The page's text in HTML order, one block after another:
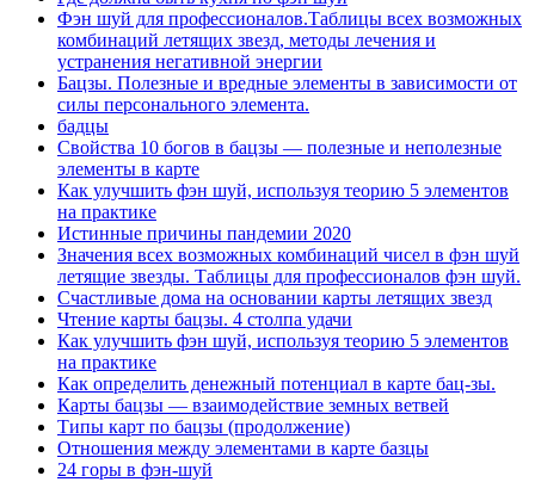
Фэн шуй для профессионалов.Таблицы всех возможных
комбинаций летящих звезд, методы лечения и
устранения негативной энергии
Бацзы. Полезные и вредные элементы в зависимости от
силы персонального элемента.
бадцы
Свойства 10 богов в бацзы — полезные и неполезные
элементы в карте
Как улучшить фэн шуй, используя теорию 5 элементов
на практике
Истинные причины пандемии 2020
Значения всех возможных комбинаций чисел в фэн шуй
летящие звезды. Таблицы для профессионалов фэн шуй.
Счастливые дома на основании карты летящих звезд
Чтение карты бацзы. 4 столпа удачи
Как улучшить фэн шуй, используя теорию 5 элементов
на практике
Как определить денежный потенциал в карте бац-зы.
Карты бацзы — взаимодействие земных ветвей
Типы карт по бацзы (продолжение)
Отношения между элементами в карте базцы
24 горы в фэн-шуй